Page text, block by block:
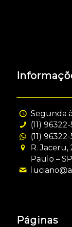
Segunda
(11)
(11)
R. Jaceru,
Paulo –
Páginas